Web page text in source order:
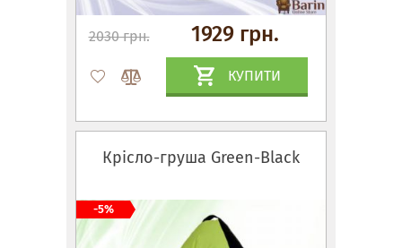
2030 грн. 1929 грн.
КУПИТИ
Крісло-груша Green-Black
-5%